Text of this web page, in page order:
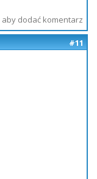
aby dodać komentarz
#11